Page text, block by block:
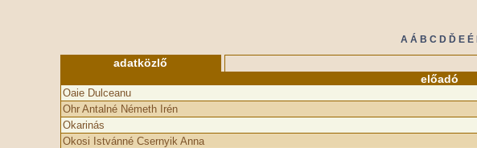
A Á B C D Ď E É
adatközlő
előadó
Oaie Dulceanu
Ohr Antalné Németh Irén
Okarinás
Okosi Istvánné Csernyik Anna